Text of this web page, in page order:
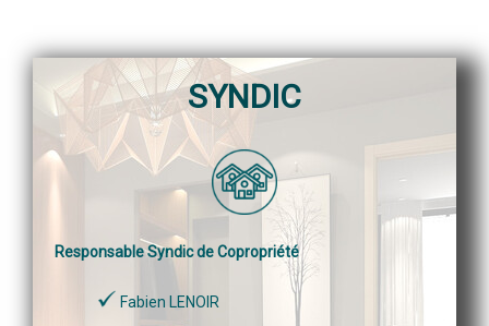
SYNDIC
Responsable Syndic de Copropriété
Fabien LENOIR